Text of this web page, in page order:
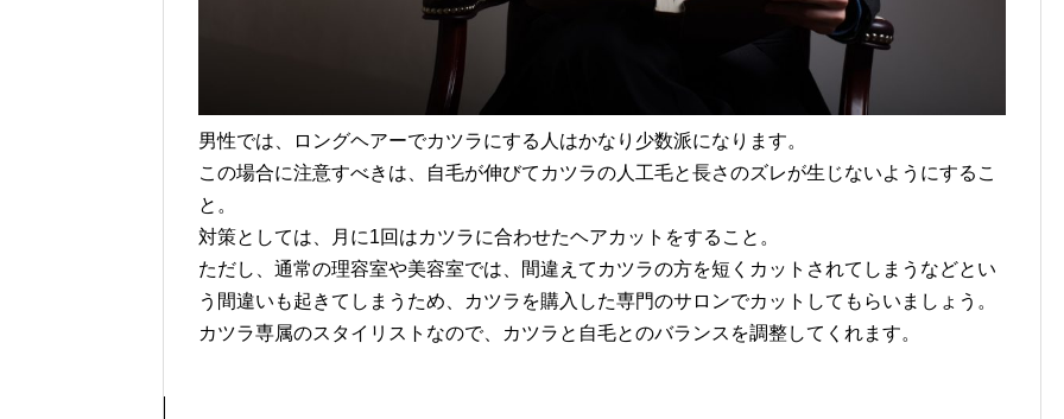
男性では、ロングヘアーでカツラにする人はかなり少数派になります。
この場合に注意すべきは、自毛が伸びてカツラの人工毛と長さのズレが生じないようにするこ
と。
対策としては、月に1回はカツラに合わせたヘアカットをすること。
ただし、通常の理容室や美容室では、間違えてカツラの方を短くカットされてしまうなどとい
う間違いも起きてしまうため、カツラを購入した専門のサロンでカットしてもらいましょう。
カツラ専属のスタイリストなので、カツラと自毛とのバランスを調整してくれます。